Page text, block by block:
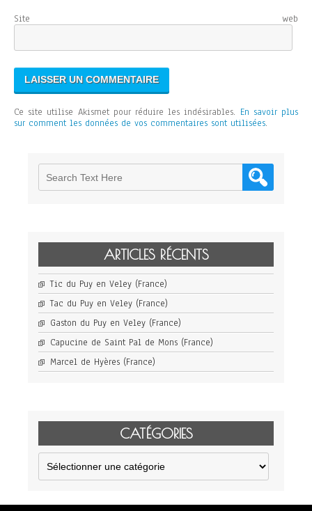
Site web
Ce site utilise Akismet pour réduire les indésirables. En savoir plus
sur comment les données de vos commentaires sont utilisées.
ARTICLES RÉCENTS
Tic du Puy en Veley (France)
Tac du Puy en Veley (France)
Gaston du Puy en Veley (France)
Capucine de Saint Pal de Mons (France)
Marcel de Hyères (France)
CATÉGORIES
Catégories